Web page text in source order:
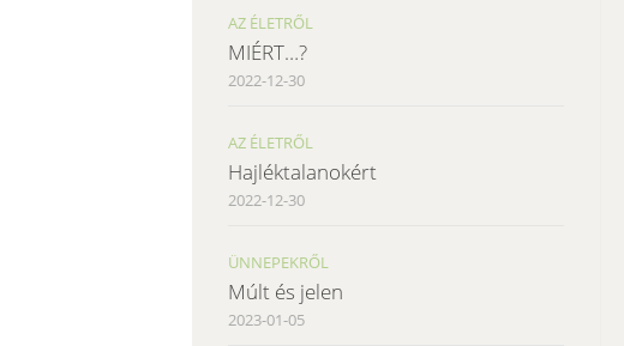
AZ ÉLETRŐL
MIÉRT…?
2022-12-30
AZ ÉLETRŐL
Hajléktalanokért
2022-12-30
ÜNNEPEKRŐL
Múlt és jelen
2023-01-05